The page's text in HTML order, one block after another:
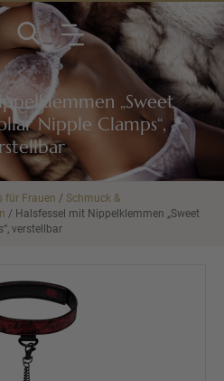
„Sweet
Nipple Clamps“,
für Frauen / Schmuck &
/ Halsfessel mit Nippelklemmen „Sweet
verstellbar